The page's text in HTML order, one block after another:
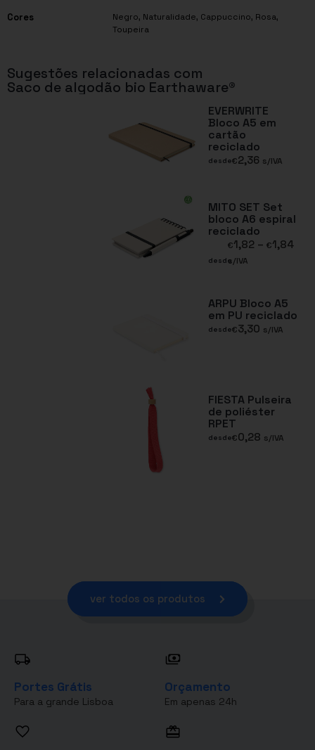
Cores
Negro, Naturalidade, Cappuccino, Rosa,
Toupeira
Sugestões relacionadas com
Saco de algodão bio Earthaware®
EVERWRITE
Bloco A5 em
cartão
reciclado
desde€2,36 s/IVA
MITO SET Set
bloco A6 espiral
reciclado
desde
€1,82 – €1,84
s/IVA
ARPU Bloco A5
em PU reciclado
desde€3,30 s/IVA
FIESTA Pulseira
de poliéster
RPET
desde€0,28 s/IVA
ver todos os produtos
Portes Grátis
Para a grande Lisboa
Orçamento
Em apenas 24h